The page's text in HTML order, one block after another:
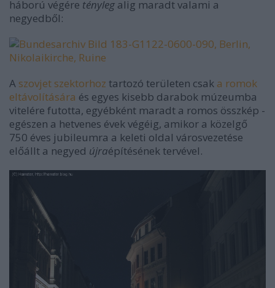
háború végére tényleg alig maradt valami a
negyedből:
A szovjet szektorhoz tartozó területen csak a romok
eltávolítására és egyes kisebb darabok múzeumba
vitelére futotta, egyébként maradt a romos összkép -
egészen a hetvenes évek végéig, amikor a közelgő
750 éves jubileumra a keleti oldal városvezetése
előállt a negyed újraépítésének tervével.